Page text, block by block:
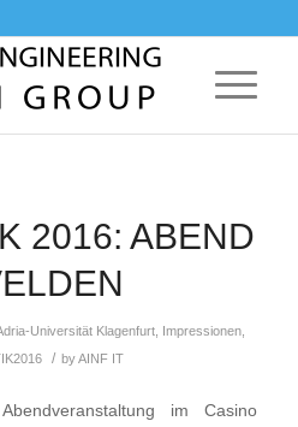
2016: ABEND
Universität Klagenfurt, Impressionen,
/ byAINF IT
im Casino